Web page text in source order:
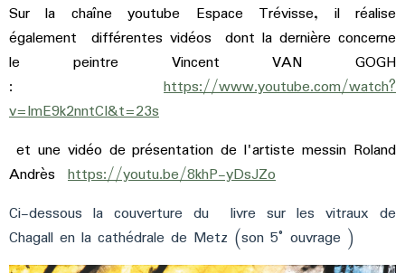
Sur la chaîne youtube Espace Trévisse, il réalise
également différentes vidéos dont la dernière concerne
le peintre Vincent VAN GOGH
: https://www.youtube.com/watch?
v=ImE9k2nntCI&t=23s
et une vidéo de présentation de l'artiste messin Roland
Andrès https://youtu.be/8khP-yDsJZo
Ci-dessous la couverture du livre sur les vitraux de
Chagall en la cathédrale de Metz (son 5° ouvrage )